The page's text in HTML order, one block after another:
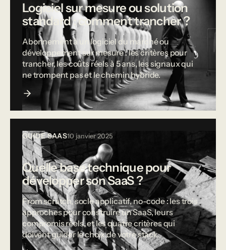
Logiciel sur mesure ou solution
standard : comment trancher ?
Abonnement à un logiciel du marché ou
développement sur mesure : les critères pour
trancher, les coûts réels à 5 ans, les signaux qui
ne trompent pas et le chemin hybride.
GUIDE SAAS10 janvier 2025
Quelle base technique pour
développer son SaaS ?
From scratch, socle applicatif, no-code : les trois
approches pour construire un SaaS, leurs
compromis réels, et les quatre critères qui
doivent guider le choix de votre stack.